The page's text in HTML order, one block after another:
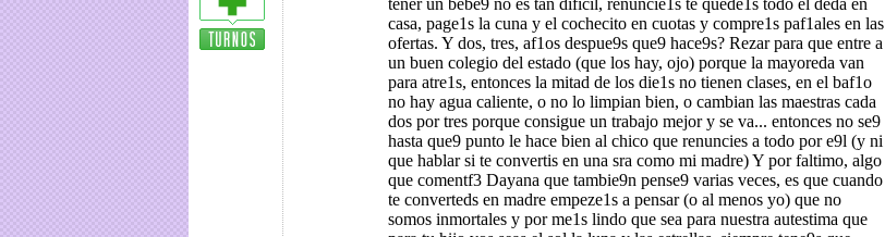
tener un bebe9 no es tan dificil, renuncie1s te quede1s todo el deda en
casa, page1s la cuna y el cochecito en cuotas y compre1s paf1ales en las
ofertas. Y dos, tres, af1os despue9s que9 hace9s? Rezar para que entre a
un buen colegio del estado (que los hay, ojo) porque la mayoreda van
para atre1s, entonces la mitad de los die1s no tienen clases, en el baf1o
no hay agua caliente, o no lo limpian bien, o cambian las maestras cada
dos por tres porque consigue un trabajo mejor y se va... entonces no se9
hasta que9 punto le hace bien al chico que renuncies a todo por e9l (y ni
que hablar si te convertis en una sra como mi madre) Y por faltimo, algo
que comentf3 Dayana que tambie9n pense9 varias veces, es que cuando
te converteds en madre empeze1s a pensar (o al menos yo) que no
somos inmortales y por me1s lindo que sea para nuestra autestima que